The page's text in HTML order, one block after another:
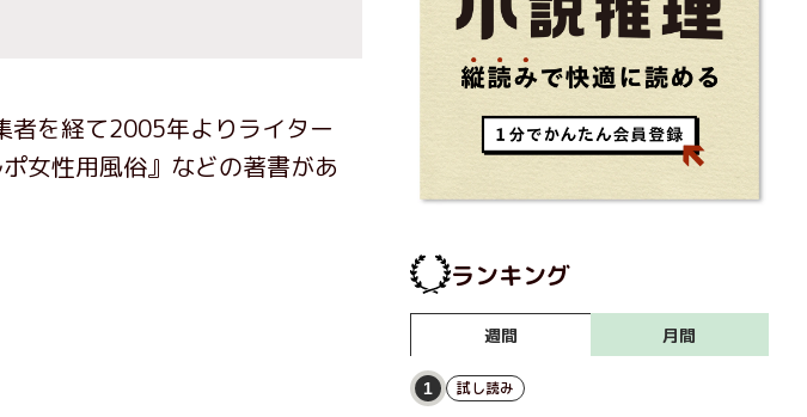
者を経て2005年よりライター
女性用風俗』などの著書があ
ランキング
週間 月間
1 試し読み